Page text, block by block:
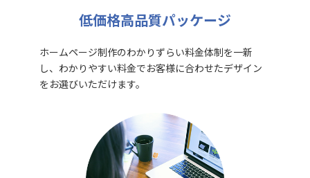
低価格高品質パッケージ
ホームページ制作のわかりずらい料金体制を一新
し、わかりやすい料金でお客様に合わせたデザイン
をお選びいただけます。